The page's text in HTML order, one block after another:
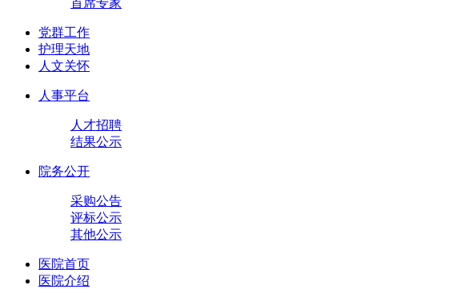
首席专家
党群工作
护理天地
人文关怀
人事平台
人才招聘
结果公示
院务公开
采购公告
评标公示
其他公示
医院首页
医院介绍